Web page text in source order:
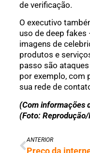
de verificação.
O executivo
uso de deep
imagens de
produtos e
passo são
por exemplo, com
sua rede de
(Com informações
(Foto:
ANTERIOR